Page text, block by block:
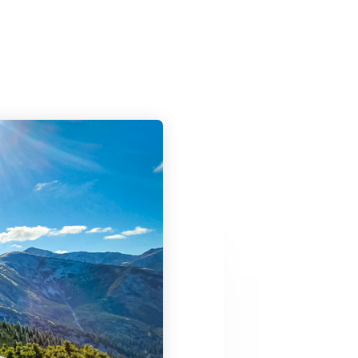
BIESZCZADY!
SZCZAWNICA –
WYSOKA –
JAWORKI
BURZOWA POGODA